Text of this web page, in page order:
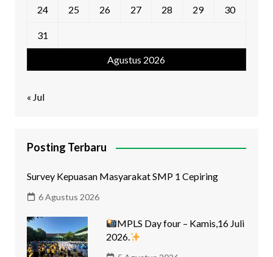
Agustus 2026
24 25 26 27 28 29 30
31
« Jul
Posting Terbaru
Survey Kepuasan Masyarakat SMP 1 Cepiring
6 Agustus 2026
MPLS Day four – Kamis,16 Juli
2026.